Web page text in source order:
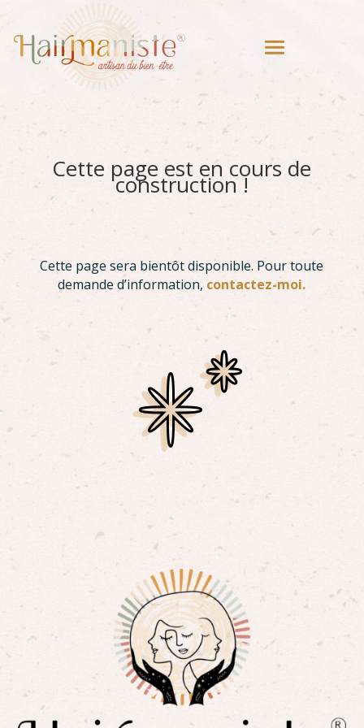
Cette page est en cours de
construction !
Cette page sera bientôt disponible. Pour toute
demande d’information, contactez-moi.